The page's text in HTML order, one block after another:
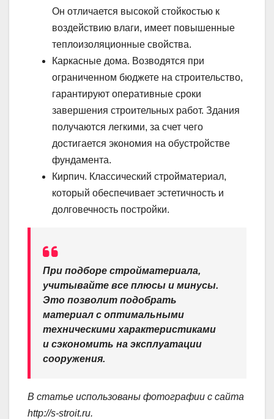
Он отличается высокой стойкостью к
воздействию влаги, имеет повышенные
теплоизоляционные свойства.
Каркасные дома. Возводятся при
ограниченном бюджете на строительство,
гарантируют оперативные сроки
завершения строительных работ. Здания
получаются легкими, за счет чего
достигается экономия на обустройстве
фундамента.
Кирпич. Классический стройматериал,
который обеспечивает эстетичность и
долговечность постройки.
При подборе стройматериала,
учитывайте все плюсы и минусы.
Это позволит подобрать
материал с оптимальными
техническими характеристиками
и сэкономить на эксплуатации
сооружения.
В статье использованы фотографии с сайта
http://s-stroit.ru.